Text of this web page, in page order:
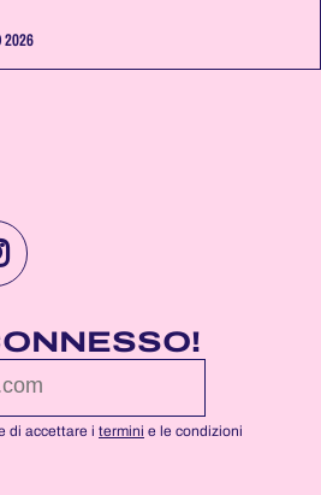
2026
di accettare i termini e le condizioni